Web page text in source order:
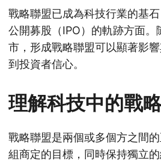
戰略聯盟已成為科技行業的基
公開募股（IPO）的軌跡方面。
市，形成戰略聯盟可以顯著影
到投資者信心。
理解科技中的戰
戰略聯盟是兩個或多個方之間
組商定的目標，同時保持獨立